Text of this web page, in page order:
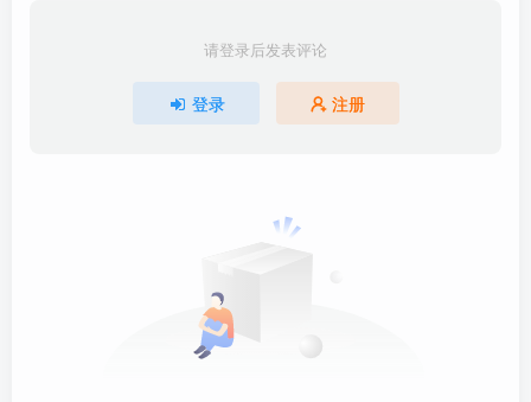
请登录后发表评论
登录 注册